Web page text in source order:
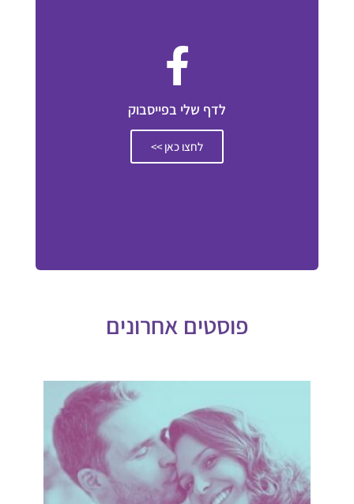
לדף שלי בפייסבוק
לחצו כאן >>
פוסטים אחרונים